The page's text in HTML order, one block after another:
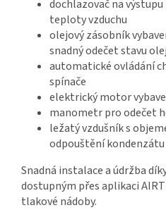
dochlazovač na
teploty vzduchu
olejový zásobník
snadný odečet stavu
automatické ovládání
spínače
elektrický motor
manometr pro odečet
ležatý vzdušník s
odpouštění kondenzátu
Snadná instalace a údržba
dostupným přes aplikaci
tlakové nádoby.